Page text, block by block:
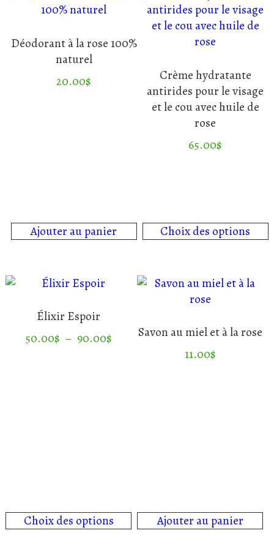
Déodorant à la rose 100%
naturel
20.00$
Ajouter au panier
Crème hydratante
antirides pour le visage
et le cou avec huile de
rose
65.00$
Choix des options
variations.
Les
peuvent
être
sur
la
page
Élixir Espoir
50.00$ – 90.00$
Choix des options
sur
la
Savon au miel et à la rose
11.00$
Ajouter au panier